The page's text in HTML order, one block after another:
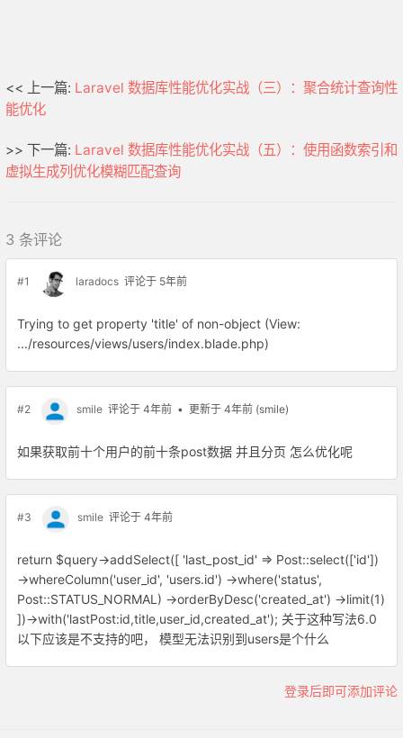
<< 上一篇: Laravel 数据库性能优化实战（三）：聚合统计查询性
能优化
>> 下一篇: Laravel 数据库性能优化实战（五）：使用函数索引和
虚拟生成列优化模糊匹配查询
3 条评论
#1 laradocs 评论于 5年前
Trying to get property 'title' of non-object (View:
.../resources/views/users/index.blade.php)
#2 smile 评论于 4年前 • 更新于 4年前 (smile)
如果获取前十个用户的前十条post数据 并且分页 怎么优化呢
#3 smile 评论于 4年前
return $query->addSelect([ 'last_post_id' => Post::select(['id'])
->whereColumn('user_id', 'users.id') ->where('status',
Post::STATUS_NORMAL) ->orderByDesc('created_at') ->limit(1)
])->with('lastPost:id,title,user_id,created_at'); 关于这种写法6.0
以下应该是不支持的吧， 模型无法识别到users是个什么
登录后即可添加评论